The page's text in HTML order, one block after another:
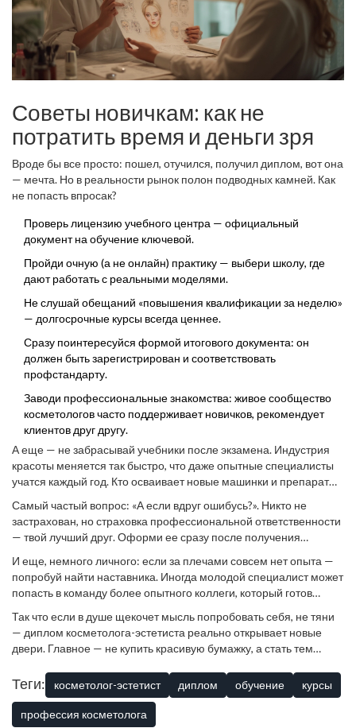
Советы новичкам: как не
потратить время и деньги зря
Вроде бы все просто: пошел, отучился, получил диплом, вот она
— мечта. Но в реальности рынок полон подводных камней. Как
не попасть впросак?
Проверь лицензию учебного центра — официальный
документ на обучение ключевой.
Пройди очную (а не онлайн) практику — выбери школу, где
дают работать с реальными моделями.
Не слушай обещаний «повышения квалификации за неделю»
— долгосрочные курсы всегда ценнее.
Сразу поинтересуйся формой итогового документа: он
должен быть зарегистрирован и соответствовать
профстандарту.
Заводи профессиональные знакомства: живое сообщество
косметологов часто поддерживает новичков, рекомендует
клиентов друг другу.
А еще — не забрасывай учебники после экзамена. Индустрия
красоты меняется так быстро, что даже опытные специалисты
учатся каждый год. Кто осваивает новые машинки и препараты
форумы, конференции, мастер-классы. И всегда следи за
изменениями законодательства: требования к сертификатам и
протоколам в России пересматривают каждые пару лет.
Самый частый вопрос: «А если вдруг ошибусь?». Никто не
застрахован, но страховка профессиональной ответственности
— твой лучший друг. Оформи ее сразу после получения
И еще, немного личного: если за плечами совсем нет опыта —
попробуй найти наставника. Иногда молодой специалист может
попасть в команду более опытного коллеги, который готов
ускоряет рост в профессии куда быстрее, чем самостоятельные
эксперименты.
Так что если в душе щекочет мысль попробовать себя, не тяни
— диплом косметолога-эстетиста реально открывает новые
двери. Главное — не купить красивую бумажку, а стать тем
Теги: косметолог-эстетист диплом обучение курсы
профессия косметолога